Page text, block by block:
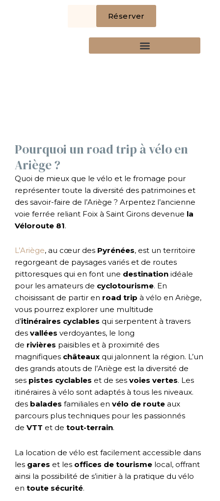
Réserver
Pourquoi un road trip à vélo en
Ariège ?
Quoi de mieux que le vélo et le fromage pour
représenter toute la diversité des patrimoines et
des savoir-faire de l’Ariège ? Arpentez l’ancienne
voie ferrée reliant Foix à Saint Girons devenue la
Véloroute 81.
L’Ariège, au cœur des Pyrénées, est un territoire
regorgeant de paysages variés et de routes
pittoresques qui en font une destination idéale
pour les amateurs de cyclotourisme. En
choisissant de partir en road trip à vélo en Ariège,
vous pourrez explorer une multitude
d’itinéraires cyclables qui serpentent à travers
des vallées verdoyantes, le long
de rivières paisibles et à proximité des
magnifiques châteaux qui jalonnent la région. L’un
des grands atouts de l’Ariège est la diversité de
ses pistes cyclables et de ses voies vertes. Les
itinéraires à vélo sont adaptés à tous les niveaux.
des balades familiales en vélo de route aux
parcours plus techniques pour les passionnés
de VTT et de tout-terrain.
La location de vélo est facilement accessible dans
les gares et les offices de tourisme local, offrant
ainsi la possibilité de s’initier à la pratique du vélo
en toute sécurité.